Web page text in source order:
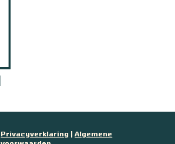
Privacyverklaring |Algemene